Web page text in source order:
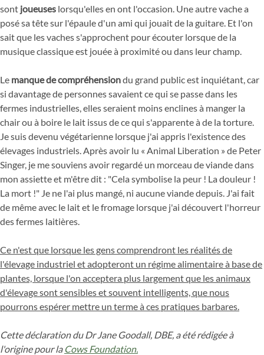
sont joueuses lorsqu'elles en ont l'occasion. Une autre vache a
posé sa tête sur l'épaule d'un ami qui jouait de la guitare. Et l'on
sait que les vaches s'approchent pour écouter lorsque de la
musique classique est jouée à proximité ou dans leur champ.
Le manque de compréhensiondu grand public est inquiétant, car
si davantage de personnes savaient ce qui se passe dans les
fermes industrielles, elles seraient moins enclines à manger la
chair ou à boire le lait issus de ce qui s'apparente à de la torture.
Je suis devenu végétarienne lorsque j'ai appris l'existence des
élevages industriels. Après avoir lu « Animal Liberation » de Peter
Singer, je me souviens avoir regardé un morceau de viande dans
mon assiette et m'être dit : "Cela symbolise la peur ! La douleur !
La mort !" Je ne l'ai plus mangé, ni aucune viande depuis. J'ai fait
de même avec le lait et le fromage lorsque j'ai découvert l'horreur
des fermes laitières.
Ce n'est que lorsque les gens comprendront les réalités de
l'élevage industriel et adopteront un régime alimentaire à base de
plantes, lorsque l'on acceptera plus largement que les animaux
d'élevage sont sensibles et souvent intelligents, que nous
pourrons espérer mettre un terme à ces pratiques barbares.
Cette déclaration du Dr Jane Goodall, DBE, a été rédigée à
l'origine pour la Cows Foundation.